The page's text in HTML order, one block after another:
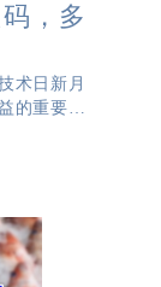
，多
术日新月
的重要一
垛码的形
的需求。